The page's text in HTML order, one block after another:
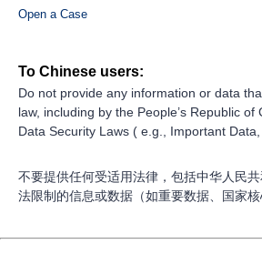
Open a Case
To Chinese users:
Do not provide any information or data
law, including by the People’s Republic of
Data Security Laws ( e.g., Important
不要提供任何受适用法律，包括中华人民
法限制的信息或数据（如重要数据、国家核